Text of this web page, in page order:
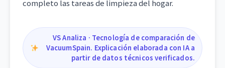
completo las tareas de limpieza del hogar.
VS Analiza · Tecnología de comparación de
VacuumSpain. Explicación elaborada con IA a
partir de datos técnicos verificados.